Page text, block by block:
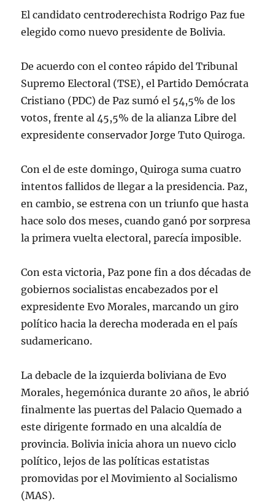
El candidato centroderechista Rodrigo Paz fue
elegido como nuevo presidente de Bolivia.
De acuerdo con el conteo rápido del Tribunal
Supremo Electoral (TSE), el Partido Demócrata
Cristiano (PDC) de Paz sumó el 54,5% de los
votos, frente al 45,5% de la alianza Libre del
expresidente conservador Jorge Tuto Quiroga.
Con el de este domingo, Quiroga suma cuatro
intentos fallidos de llegar a la presidencia. Paz,
en cambio, se estrena con un triunfo que hasta
hace solo dos meses, cuando ganó por sorpresa
la primera vuelta electoral, parecía imposible.
Con esta victoria, Paz pone fin a dos décadas de
gobiernos socialistas encabezados por el
expresidente Evo Morales, marcando un giro
político hacia la derecha moderada en el país
sudamericano.
La debacle de la izquierda boliviana de Evo
Morales, hegemónica durante 20 años, le abrió
finalmente las puertas del Palacio Quemado a
este dirigente formado en una alcaldía de
provincia. Bolivia inicia ahora un nuevo ciclo
político, lejos de las políticas estatistas
promovidas por el Movimiento al Socialismo
(MAS).